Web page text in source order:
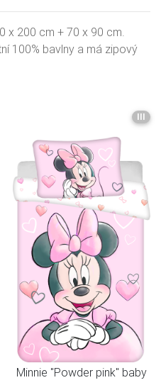
x 200 cm + 70 x 90 cm.
100% bavlny a má zipový
III
Minnie "Powder pink" baby